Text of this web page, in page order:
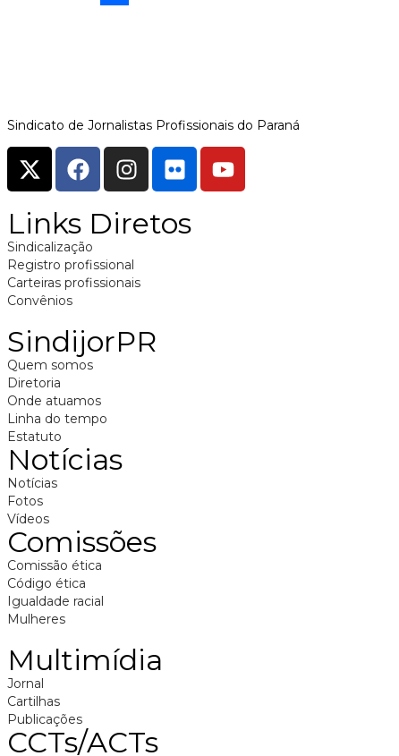
Sindicato de Jornalistas Profissionais do Paraná
Links Diretos
Sindicalização
Registro profissional
Carteiras profissionais
Convênios
SindijorPR
Quem somos
Diretoria
Onde atuamos
Linha do tempo
Estatuto
Notícias
Notícias
Fotos
Vídeos
Comissões
Comissão ética
Código ética
Igualdade racial
Mulheres
Multimídia
Jornal
Cartilhas
Publicações
CCTs/ACTs